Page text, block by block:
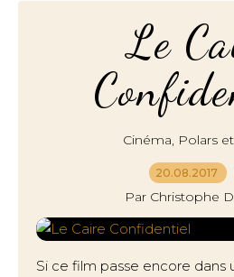
Le
Cinéma, Polars
20.08.2017
Par Christophe
Si ce film passe encore dans